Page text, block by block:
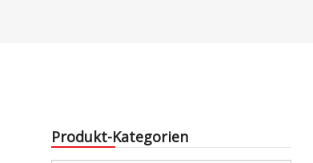
Produkt-Kategorien